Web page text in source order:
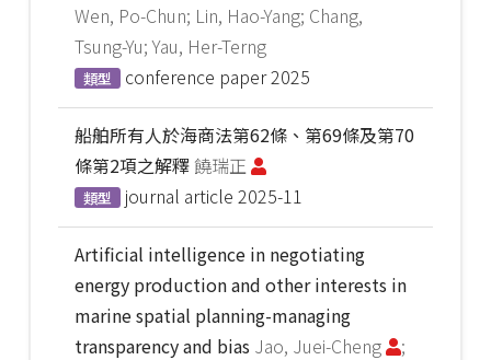
Wen, Po-Chun; Lin, Hao-Yang; Chang,
Tsung-Yu; Yau, Her-Terng
類型 conference paper2025
船舶所有人於海商法第62條、第69條及第70
條第2項之解釋饒瑞正
類型 journal article 2025-11
Artificial intelligence in negotiating
energy production and other interests in
marine spatial planning-managing
transparency and bias Jao, Juei-Cheng
;